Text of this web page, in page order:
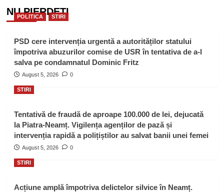
NU PIERDEȚI
POLITICA STIRI
PSD cere intervenția urgentă a autorităților statului
împotriva abuzurilor comise de USR în tentativa de a-l
salva pe condamnatul Dominic Fritz
August 5, 2026 0
STIRI
Tentativă de fraudă de aproape 100.000 de lei, dejucată
la Piatra-Neamț. Vigilența agenților de pază și
intervenția rapidă a polițiștilor au salvat banii unei femei
August 5, 2026 0
STIRI
Acțiune amplă împotriva delictelor silvice în Neamț.